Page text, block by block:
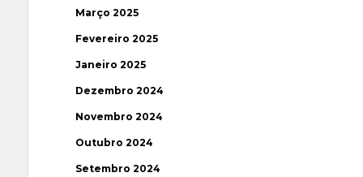
Março 2025
Fevereiro 2025
Janeiro 2025
Dezembro 2024
Novembro 2024
Outubro 2024
Setembro 2024